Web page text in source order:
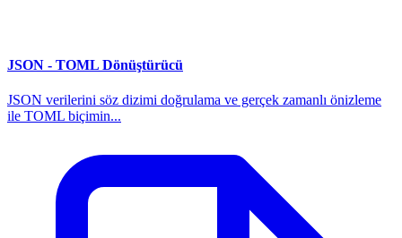
JSON - TOML Dönüştürücü
JSON verilerini söz dizimi doğrulama ve gerçek zamanlı önizleme
ile TOML biçimin...